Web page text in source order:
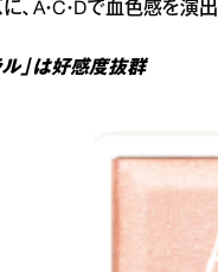
、A・C・Dで血色感を演
ル」は好感度抜群